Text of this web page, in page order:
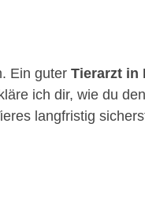
Ein guter Tierarzt in
ich dir, wie du
langfristig